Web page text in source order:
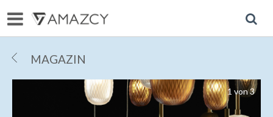
R MAGAZIN
1 von3